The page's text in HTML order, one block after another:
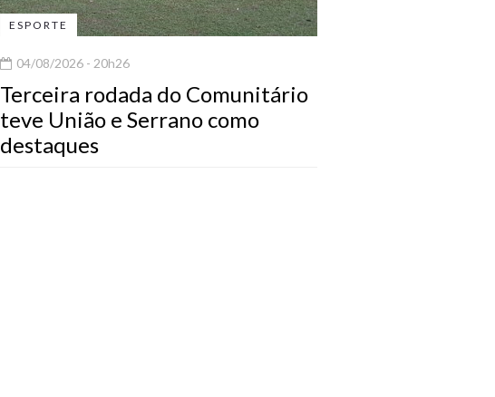
ESPORTE
04/08/2026 - 20h26
Terceira rodada do Comunitário
teve União e Serrano como
destaques